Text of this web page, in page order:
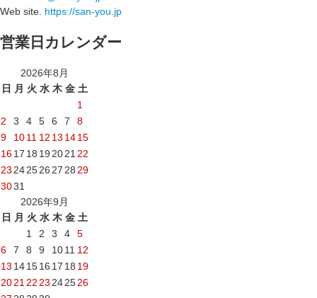
Web site. https://san-you.jp
営業日カレンダー
2026年8月
日
月 火 水 木 金 土
1
2
3 4 5 6 7
8
9
1011 12 13 1415
1617 18 19 2021 22
23 242526 27 28 29
3031
2026年9月
日
月 火 水 木 金 土
1
2 3 4
5
6
7 8 9 1011 12
13 141516 17 18 19
2021 22 23 242526